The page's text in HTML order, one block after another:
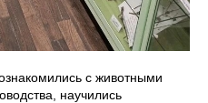
с животными
научились